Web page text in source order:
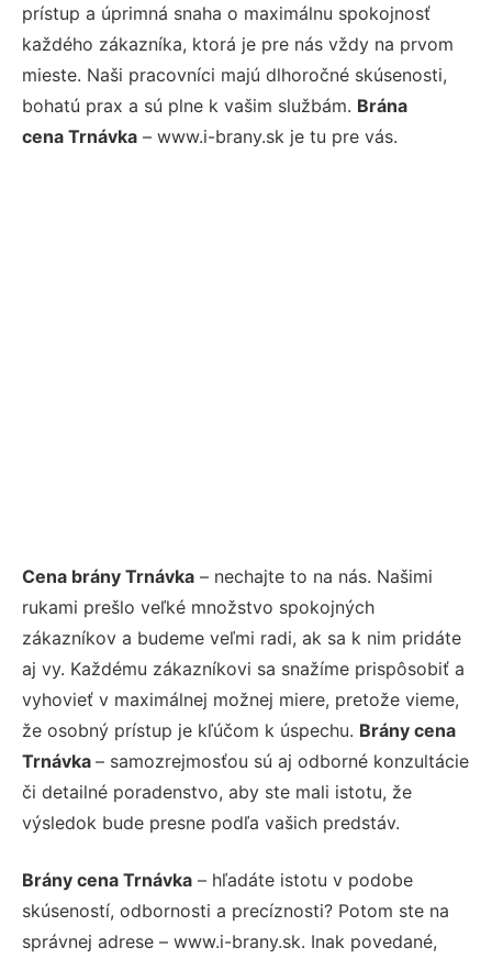
prístup a úprimná snaha o maximálnu spokojnosť
každého zákazníka, ktorá je pre nás vždy na prvom
mieste. Naši pracovníci majú dlhoročné skúsenosti,
bohatú prax a sú plne k vašim službám. Brána
cena Trnávka – www.i-brany.sk je tu pre vás.
Cena brány Trnávka – nechajte to na nás. Našimi
rukami prešlo veľké množstvo spokojných
zákazníkov a budeme veľmi radi, ak sa k nim pridáte
aj vy. Každému zákazníkovi sa snažíme prispôsobiť a
vyhovieť v maximálnej možnej miere, pretože vieme,
že osobný prístup je kľúčom k úspechu. Brány cena
Trnávka – samozrejmosťou sú aj odborné konzultácie
či detailné poradenstvo, aby ste mali istotu, že
výsledok bude presne podľa vašich predstáv.
Brány cena Trnávka – hľadáte istotu v podobe
skúseností, odbornosti a precíznosti? Potom ste na
správnej adrese – www.i-brany.sk. Inak povedané,